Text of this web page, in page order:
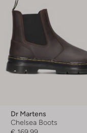
Dr Martens
Chelsea Boots